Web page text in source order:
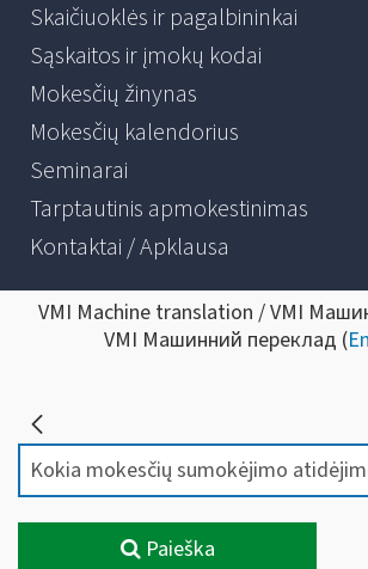
Skaičiuoklės ir pagalbininkai
Sąskaitos ir įmokų kodai
Mokesčių žinynas
Mokesčių kalendorius
Seminarai
Tarptautinis apmokestinimas
Kontaktai / Apklausa
VMI Machine translation / VMI
VMI Машинний переклад (
Paieška